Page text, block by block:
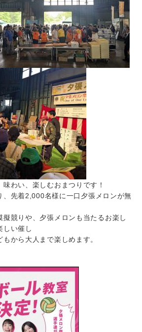
わい、楽しむおまつりです！
、先着2,000名様に一口夕張メロンが無
擬競りや、夕張メロンも当たるお楽し
しい催し
から大人まで楽しめます。